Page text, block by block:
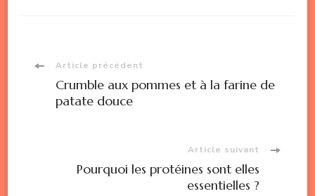
Article précédent
Crumble aux pommes et à la farine de
patate douce
Article suivant
Pourquoi les protéines sont elles
essentielles ?